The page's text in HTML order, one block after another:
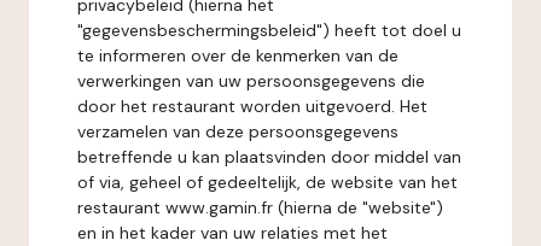
privacybeleid (hierna het
"gegevensbeschermingsbeleid") heeft tot doel u
te informeren over de kenmerken van de
verwerkingen van uw persoonsgegevens die
door het restaurant worden uitgevoerd. Het
verzamelen van deze persoonsgegevens
betreffende u kan plaatsvinden door middel van
of via, geheel of gedeeltelijk, de website van het
restaurant www.gamin.fr (hierna de "website")
en in het kader van uw relaties met het